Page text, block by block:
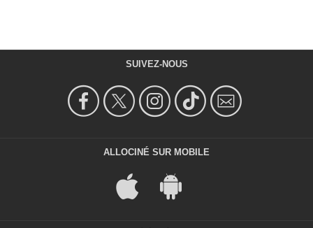
SUIVEZ-NOUS
ALLOCINÉ SUR MOBILE